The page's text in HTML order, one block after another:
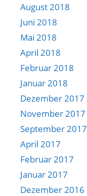
August 2018
Juni 2018
Mai 2018
April 2018
Februar 2018
Januar 2018
Dezember 2017
November 2017
September 2017
April 2017
Februar 2017
Januar 2017
Dezember 2016